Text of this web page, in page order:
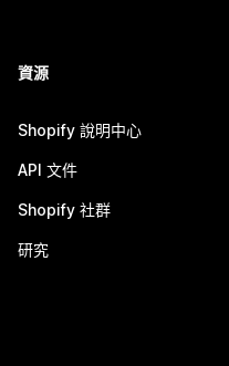
資源
Shopify 說明中心
API 文件
Shopify 社群
研究